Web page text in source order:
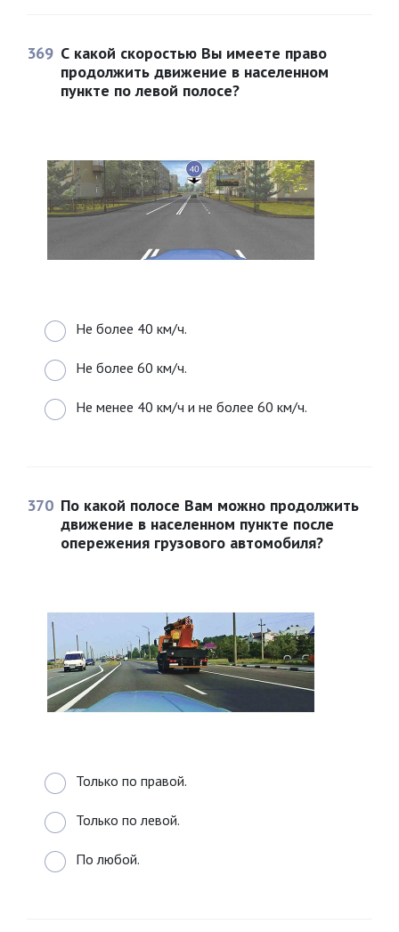
369 С какой скоростью Вы имеете право
продолжить движение в населенном
пункте по левой полосе?
Не более 40 км/ч.
Не более 60 км/ч.
Не менее 40 км/ч и не более 60 км/ч.
370 По какой полосе Вам можно продолжить
движение в населенном пункте после
опережения грузового автомобиля?
Только по правой.
Только по левой.
По любой.